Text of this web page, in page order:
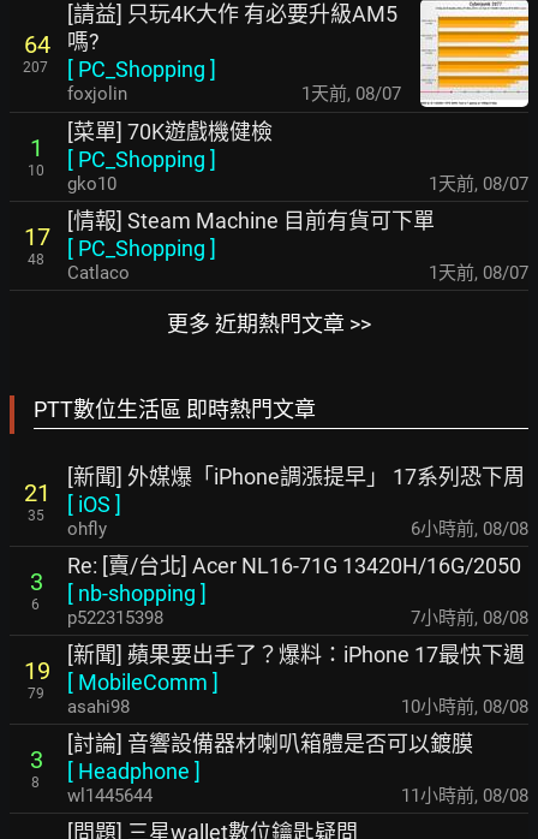
64
207
[請益] 只玩4K大作 有必要升級AM5
嗎?
[ PC_Shopping ]
foxjolin 1天前, 08/07
1
10
[菜單] 70K遊戲機健檢
[ PC_Shopping ]
gko10 1天前, 08/07
17
48
[情報] Steam Machine 目前有貨可下單
[ PC_Shopping ]
Catlaco 1天前, 08/07
更多 近期熱門文章 >>
PTT數位生活區 即時熱門文章
21
35
[新聞] 外媒爆「iPhone調漲提早」 17系列恐下周
[ iOS ]
ohfly 6小時前, 08/08
3
6
Re: [賣/台北] Acer NL16-71G 13420H/16G/2050
[ nb-shopping ]
p522315398 7小時前, 08/08
19
79
[新聞] 蘋果要出手了？爆料：iPhone 17最快下週
[ MobileComm ]
asahi98 10小時前, 08/08
3
8
[討論] 音響設備器材喇叭箱體是否可以鍍膜
[ Headphone ]
wl1445644 11小時前, 08/08
[問題] 三星wallet數位鑰匙疑問